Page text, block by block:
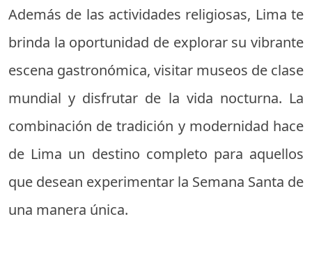
Además de las actividades religiosas, Lima te
brinda la oportunidad de explorar su vibrante
escena gastronómica, visitar museos de clase
mundial y disfrutar de la vida nocturna. La
combinación de tradición y modernidad hace
de Lima un destino completo para aquellos
que desean experimentar la Semana Santa de
una manera única.